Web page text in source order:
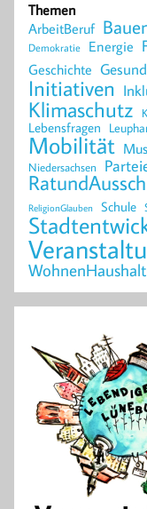
Themen
ArbeitBeruf
Demokratie Energie
Geschichte
Initiativen
Klimaschutz
Lebensfragen
Mobilität
Niedersachsen
ReligionGlauben Schule
WohnenHaushalt